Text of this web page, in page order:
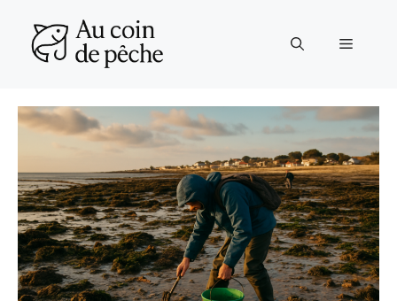
contenu
Menu